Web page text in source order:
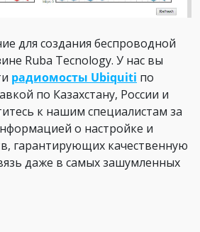
для создания беспроводной
Ruba Tecnology. У нас вы
радиомосты Ubiquiti по
по Казахстану, России и
к нашим специалистам за
о настройке и
гарантирующих качественную
даже в самых зашумленных